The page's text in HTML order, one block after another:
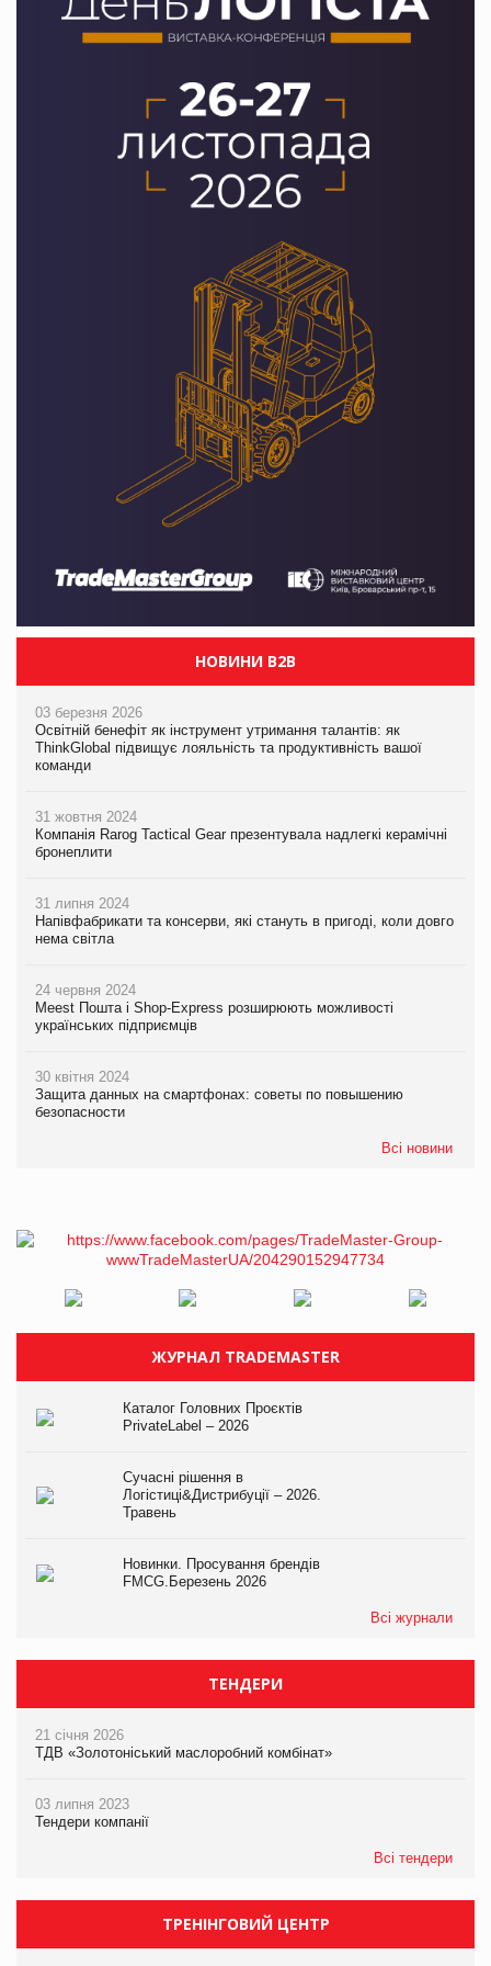
НОВИНИ B2B
03 березня 2026
Освітній бенефіт як інструмент утримання талантів: як
ThinkGlobal підвищує лояльність та продуктивність вашої
команди
31 жовтня 2024
Компанія Rarog Tactical Gear презентувала надлегкі керамічні
бронеплити
31 липня 2024
Напівфабрикати та консерви, які стануть в пригоді, коли довго
нема світла
24 червня 2024
Meest Пошта і Shop-Express розширюють можливості
українських підприємців
30 квітня 2024
Защита данных на смартфонах: советы по повышению
безопасности
Всі новини
ЖУРНАЛ TRADEMASTER
Каталог Головних Проєктів
PrivateLabel – 2026
Сучасні рішення в
Логістиці&Дистрибуції – 2026.
Травень
Новинки. Просування брендів
FMCG.Березень 2026
Всі журнали
ТЕНДЕРИ
21 січня 2026
ТДВ «Золотоніський маслоробний комбінат»
03 липня 2023
Тендери компанії
Всі тендери
ТРЕНІНГОВИЙ ЦЕНТР